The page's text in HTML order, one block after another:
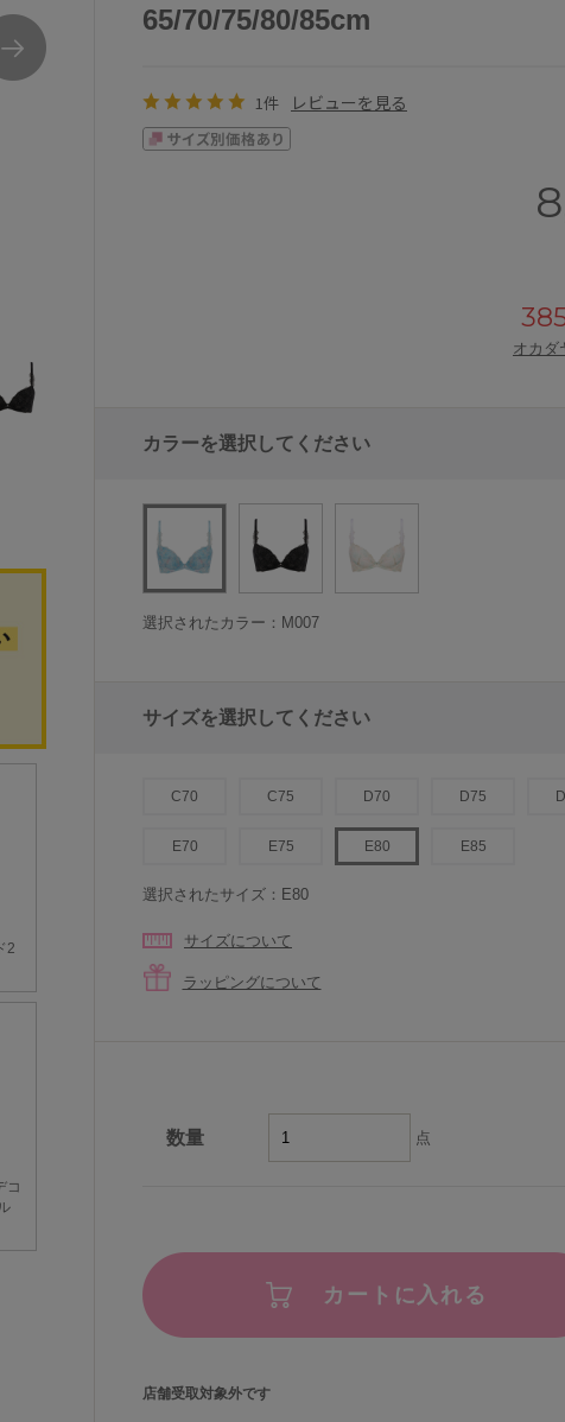
65/70/75/80/85cm
1件 レビューを見る
オカダ
カラーを選択してください
選択されたカラー：M007
サイズを選択してください
C70 C75 D70 D75
E70 E75 E80 E85
選択されたサイズ：E80
サイズについて
ラッピングについて
数量 点
カートに入れる
店舗受取対象外です